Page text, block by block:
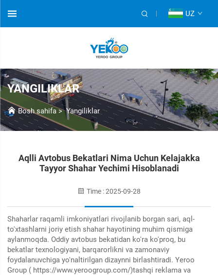
UZ
YANGILIKLAR
Bosh sahifa>Yangiliklar
Aqlli Avtobus Bekatlari Nima Uchun Kelajakka
Tayyor Shahar Yechimi Hisoblanadi
Time : 2025-09-28
Shaharlar raqamli imkoniyatlari rivojlanib borgan sari, aql-
to'xtashlarni joriy etish shahar hayotining muhim qismiga
aylanmoqda. Oddiy avtobus bekatidan ko'ra ko'proq, bu
bekatlar texnologiyani, barqarorlikni va zamonaviy
foydalanuvchiga yo'naltirilgan dizaynni birlashtiradi. Yeroo
Group ( https://www.yeroogroup.com/)tashqi reklama va